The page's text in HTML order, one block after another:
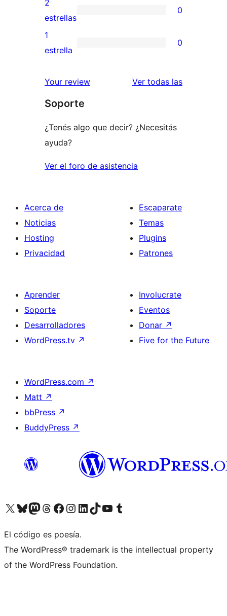
estrellas
de
3
estrellas
0
valoraciones
de
estrellas
2
estrellas
0
0
de
estrellas
1
estrella
0
Your review Ver todas lasreseñas
Soporte
¿Tenés algo que decir? ¿Necesitás
ayuda?
Ver el foro de asistencia
Acerca de
Noticias
Hosting
Privacidad
Escaparate
Temas
Plugins
Patrones
Aprender
Soporte
Desarrolladores
WordPress.tv ↗
Involucrate
Eventos
Donar ↗
Five for the Future
WordPress.com ↗
Matt ↗
bbPress ↗
BuddyPress ↗
Visitá nuestra cuenta de X (anteriormente Twitter)
Visitá nuestra cuenta de Bluesky
Visitá nuestra cuenta de Mastodon
Visitá nuestra cuenta de Threads
Visitá nuestra página de Facebook
Visitá nuestra cuenta de Instagram
Visitá nuestra cuenta de LinkedIn
Visitá nuestra cuenta de TikTok
Visitá nuestro canal de YouTube
Visitá nuestra cuenta de Tumblr
El código es poesía.
The WordPress® trademark is the intellectual property
of the WordPress Foundation.